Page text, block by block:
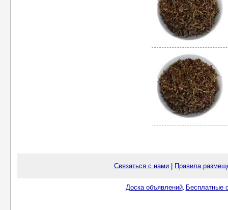
Связаться с нами Правила
Доска объявлений. Бесплатные